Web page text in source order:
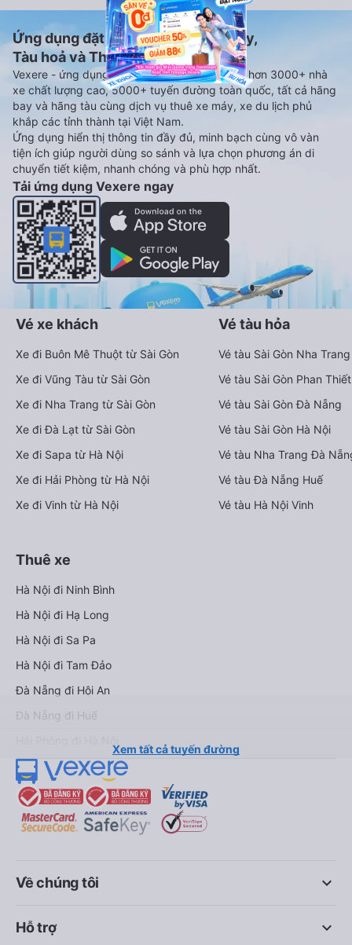
Ứng dụng đặt vé Xe khách, Máy bay,
Tàu hoả và Thuê xe
Vexere - ứng dụng đặt vé đa phương tiện với hơn 3000+ nhà
xe chất lượng cao, 5000+ tuyến đường toàn quốc, tất cả hãng
bay và hãng tàu cùng dịch vụ thuê xe máy, xe du lịch phủ
khắp các tỉnh thành tại Việt Nam.
Ứng dụng hiển thị thông tin đầy đủ, minh bạch cùng vô vàn
tiện ích giúp người dùng so sánh và lựa chọn phương án di
chuyển tiết kiệm, nhanh chóng và phù hợp nhất.
Tải ứng dụng Vexere ngay
Vé xe khách
Xe đi Buôn Mê Thuột từ Sài Gòn
Xe đi Vũng Tàu từ Sài Gòn
Xe đi Nha Trang từ Sài Gòn
Xe đi Đà Lạt từ Sài Gòn
Xe đi Sapa từ Hà Nội
Xe đi Hải Phòng từ Hà Nội
Xe đi Vinh từ Hà Nội
Vé tàu hỏa
Vé tàu Sài Gòn Nha Trang
Vé tàu Sài Gòn Phan Thiết
Vé tàu Sài Gòn Đà Nẵng
Vé tàu Sài Gòn Hà Nội
Vé tàu Nha Trang Đà
Vé tàu Đà Nẵng Huế
Vé tàu Hà Nội Vinh
Thuê xe
Hà Nội đi Ninh Bình
Hà Nội đi Hạ Long
Hà Nội đi Sa Pa
Hà Nội đi Tam Đảo
Đà Nẵng đi Hội An
Đà Nẵng đi Huế
Xem tất cả tuyến đường
keyboard_arrow_down
Về chúng tôi
keyboard_arrow_down
Hỗ trợ